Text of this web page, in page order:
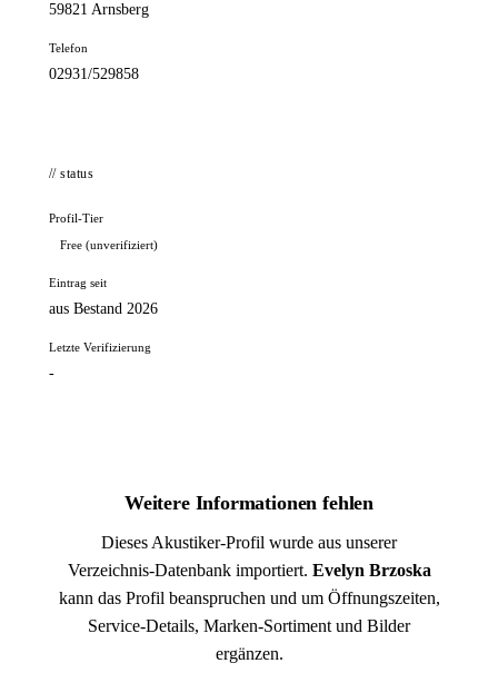
59821 Arnsberg
Telefon
02931/529858
// status
Profil-Tier
Free (unverifiziert)
Eintrag seit
aus Bestand 2026
Letzte Verifizierung
-
Weitere Informationen fehlen
Dieses Akustiker-Profil wurde aus unserer
Verzeichnis-Datenbank importiert. Evelyn Brzoska
kann das Profil beanspruchen und um Öffnungszeiten,
Service-Details, Marken-Sortiment und Bilder
ergänzen.